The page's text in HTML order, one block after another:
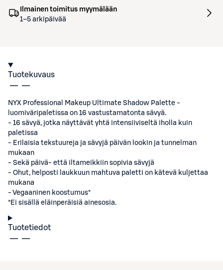
Ilmainen toimitus myymälään
1–5 arkipäivää
Tuotekuvaus
NYX Professional Makeup Ultimate Shadow Palette -
luomiväripaletissa on 16 vastustamatonta sävyä.
- 16 sävyä, jotka näyttävät yhtä intensiiviseltä iholla kuin
paletissa
- Erilaisia tekstuureja ja sävyjä päivän lookin ja tunnelman
mukaan
- Sekä päivä- että iltameikkiin sopivia sävyjä
- Ohut, helposti laukkuun mahtuva paletti on kätevä kuljettaa
mukana
- Vegaaninen koostumus*
*Ei sisällä eläinperäisiä ainesosia.
Tuotetiedot